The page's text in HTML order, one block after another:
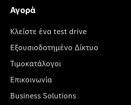
Αγορά
Κλείστε ένα test drive
Εξουσιοδοτημένο Δίκτυο
Τιμοκατάλογοι
Επικοινωνία
Business Solutions